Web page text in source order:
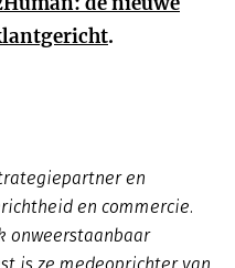
.
en
en commercie.
onweerstaanbaar